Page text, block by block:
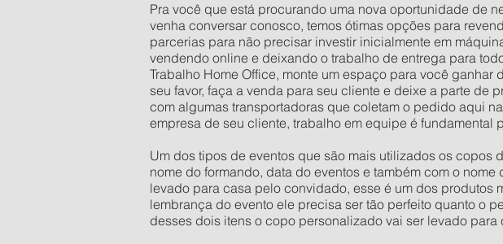
Pra você que está procurando uma nova oportunidade de
venha conversar conosco, temos ótimas opções para
parcerias para não precisar investir inicialmente em
vendendo online e deixando o trabalho de entrega para
Trabalho Home Office, monte um espaço para você
seu favor, faça a venda para seu cliente e deixe a parte de
com algumas transportadoras que coletam o pedido aqui
empresa de seu cliente, trabalho em equipe é fundamental
Um dos tipos de eventos que são mais utilizados os
nome do formando, data do eventos e também com o
levado para casa pelo convidado, esse é um dos produtos
lembrança do evento ele precisa ser tão perfeito quanto o
desses dois itens o copo personalizado vai ser levado